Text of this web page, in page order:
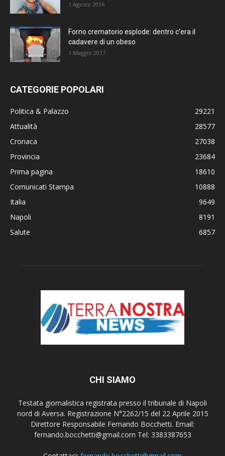
1 Agosto 2016
Forno crematorio esplode: dentro c’era il
cadavere di un obeso
1 Maggio 2017
CATEGORIE POPOLARI
Politica & Palazzo
29221
Attualità
28577
Cronaca
27038
Provincia
23684
Prima pagina
18610
Comunicati Stampa
10888
Italia
9649
Napoli
8191
Salute
6857
CHI SIAMO
Testata giornalistica registrata presso il tribunale di Napoli
nord di Aversa. Registrazione N°2262/15 del 22 Aprile 2015
Direttore Responsabile Fernando Bocchetti. Email:
fernando.bocchetti@gmail.com Tel: 3383387653